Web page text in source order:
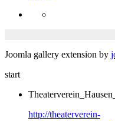
Joomla gallery extension by
start
http://theaterverein-